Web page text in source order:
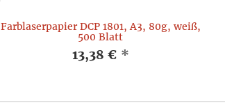
Farblaserpapier DCP 1801, A3, 80g, weiß,
500 Blatt
13,38 € *